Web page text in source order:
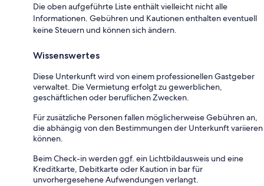
Die oben aufgeführte Liste enthält vielleicht nicht alle
Informationen. Gebühren und Kautionen enthalten eventuell
keine Steuern und können sich ändern.
Wissenswertes
Diese Unterkunft wird von einem professionellen Gastgeber
verwaltet. Die Vermietung erfolgt zu gewerblichen,
geschäftlichen oder beruflichen Zwecken.
Für zusätzliche Personen fallen möglicherweise Gebühren an,
die abhängig von den Bestimmungen der Unterkunft variieren
können.
Beim Check-in werden ggf. ein Lichtbildausweis und eine
Kreditkarte, Debitkarte oder Kaution in bar für
unvorhergesehene Aufwendungen verlangt.